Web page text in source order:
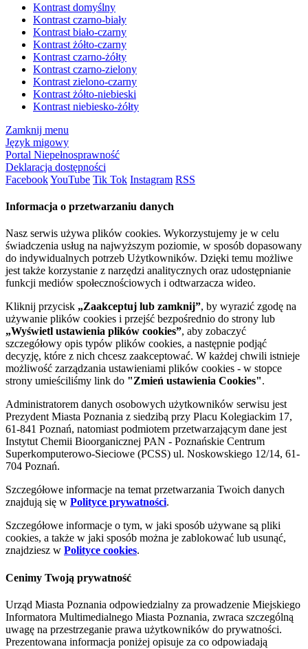
Kontrast domyślny
Kontrast czarno-biały
Kontrast biało-czarny
Kontrast żółto-czarny
Kontrast czarno-żółty
Kontrast czarno-zielony
Kontrast zielono-czarny
Kontrast żółto-niebieski
Kontrast niebiesko-żółty
Zamknij menu
Język migowy
Portal Niepełnosprawność
Deklaracja dostępności
FacebookYouTube Tik Tok Instagram RSS
Informacja o przetwarzaniu danych
Nasz serwis używa plików cookies. Wykorzystujemy je w celu
świadczenia usług na najwyższym poziomie, w sposób dopasowany
do indywidualnych potrzeb Użytkowników. Dzięki temu możliwe
jest także korzystanie z narzędzi analitycznych oraz udostępnianie
funkcji mediów społecznościowych i odtwarzacza wideo.
Kliknij przycisk „Zaakceptuj lub zamknij”, by wyrazić zgodę na
używanie plików cookies i przejść bezpośrednio do strony lub
„Wyświetl ustawienia plików cookies”, aby zobaczyć
szczegółowy opis typów plików cookies, a następnie podjąć
decyzję, które z nich chcesz zaakceptować. W każdej chwili istnieje
możliwość zarządzania ustawieniami plików cookies - w stopce
strony umieściliśmy link do "Zmień ustawienia Cookies".
Administratorem danych osobowych użytkowników serwisu jest
Prezydent Miasta Poznania z siedzibą przy Placu Kolegiackim 17,
61-841 Poznań, natomiast podmiotem przetwarzającym dane jest
Instytut Chemii Bioorganicznej PAN - Poznańskie Centrum
Superkomputerowo-Sieciowe (PCSS) ul. Noskowskiego 12/14, 61-
704 Poznań.
Szczegółowe informacje na temat przetwarzania Twoich danych
znajdują się w Polityce prywatności.
Szczegółowe informacje o tym, w jaki sposób używane są pliki
cookies, a także w jaki sposób można je zablokować lub usunąć,
znajdziesz w Polityce cookies.
Cenimy Twoją prywatność
Urząd Miasta Poznania odpowiedzialny za prowadzenie Miejskiego
Informatora Multimedialnego Miasta Poznania, zwraca szczególną
uwagę na przestrzeganie prawa użytkowników do prywatności.
Prezentowana informacja poniżej opisuje za co odpowiadają